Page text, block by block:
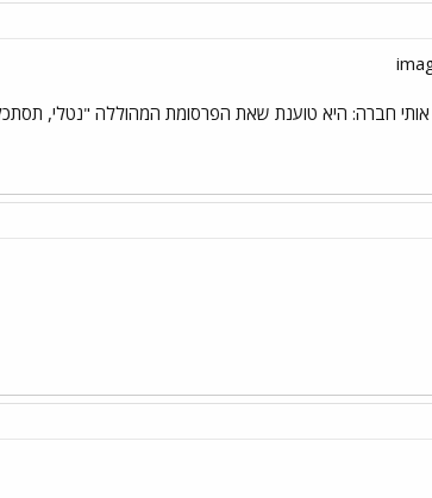
חברה: היא טוענת שאת הפרסומת המהוללה "נטלי,